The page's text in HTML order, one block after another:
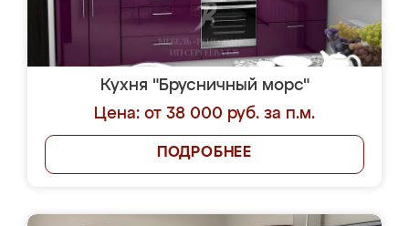
Кухня "Брусничный морс"
Цена: от 38 000 руб. за п.м.
ПОДРОБНЕЕ